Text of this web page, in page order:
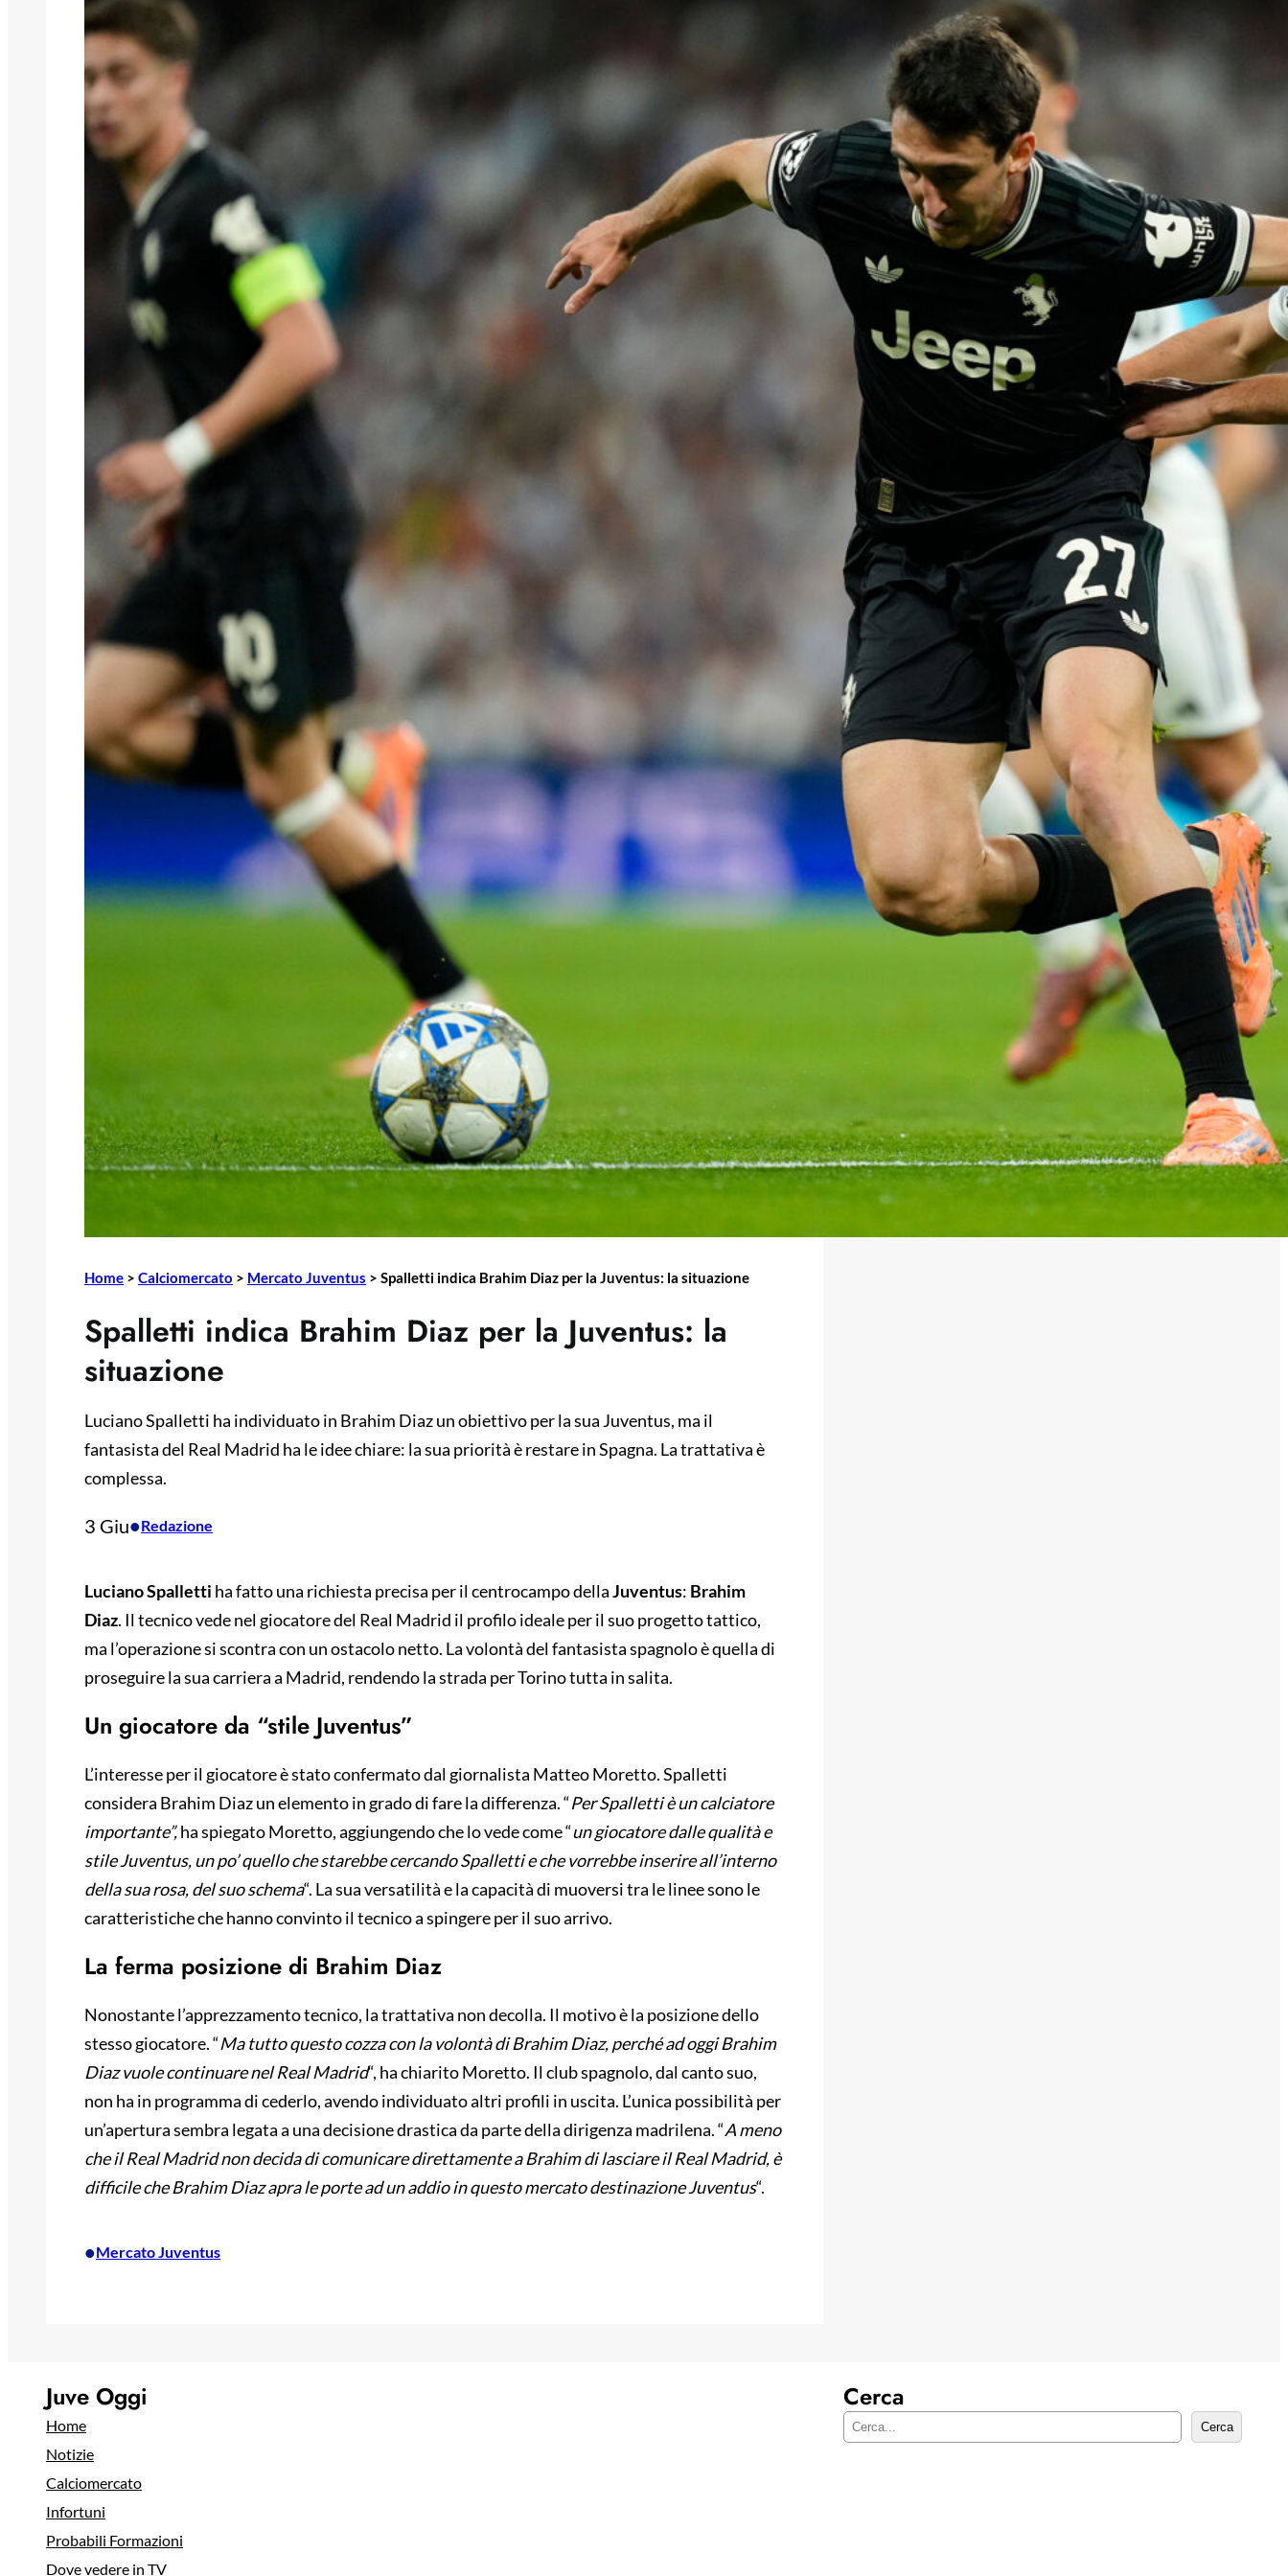
Home > Calciomercato > Mercato Juventus > Spalletti indica Brahim Diaz per la Juventus: la situazione
Spalletti indica Brahim Diaz per la Juventus: la
situazione
Luciano Spalletti ha individuato in Brahim Diaz un obiettivo per la sua Juventus, ma il
fantasista del Real Madrid ha le idee chiare: la sua priorità è restare in Spagna. La trattativa è
complessa.
3 Giu•Redazione
Luciano Spalletti ha fatto una richiesta precisa per il centrocampo dellaJuventus: Brahim
Diaz. Il tecnico vede nel giocatore del Real Madrid il profilo ideale per il suo progetto tattico,
ma l’operazione si scontra con un ostacolo netto. La volontà del fantasista spagnolo è quella di
proseguire la sua carriera a Madrid, rendendo la strada per Torino tutta in salita.
Un giocatore da “stile Juventus”
L’interesse per il giocatore è stato confermato dal giornalista Matteo Moretto. Spalletti
considera Brahim Diaz un elemento in grado di fare la differenza. “Per Spalletti è un calciatore
importante”,ha spiegato Moretto, aggiungendo che lo vede come “un giocatore dalle qualità e
stile Juventus, un po’ quello che starebbe cercando Spalletti e che vorrebbe inserire all’interno
della sua rosa, del suo schema“. La sua versatilità e la capacità di muoversi tra le linee sono le
caratteristiche che hanno convinto il tecnico a spingere per il suo arrivo.
La ferma posizione di Brahim Diaz
Nonostante l’apprezzamento tecnico, la trattativa non decolla. Il motivo è la posizione dello
stesso giocatore. “Ma tutto questo cozza con la volontà di Brahim Diaz, perché ad oggi Brahim
Diaz vuole continuare nel Real Madrid“, ha chiarito Moretto. Il club spagnolo, dal canto suo,
non ha in programma di cederlo, avendo individuato altri profili in uscita. L’unica possibilità per
un’apertura sembra legata a una decisione drastica da parte della dirigenza madrilena. “A meno
che il Real Madrid non decida di comunicare direttamente a Brahim di lasciare il Real Madrid, è
difficile che Brahim Diaz apra le porte ad un addio in questo mercato destinazione Juventus“.
•Mercato Juventus
per l’addio
6 Agosto 2026
Juve, rosa da sfoltire: Massara e
Ottolini a Milano per piazzare dieci
esuberi
6 Agosto 2026
Mercato Juve, intreccio Zirkzee-
David: valutazioni in corso
6 Agosto 2026
Juve Oggi
Home
Notizie
Calciomercato
Infortuni
Probabili Formazioni
Dove vedere in TV
Cerca
C
Cerca